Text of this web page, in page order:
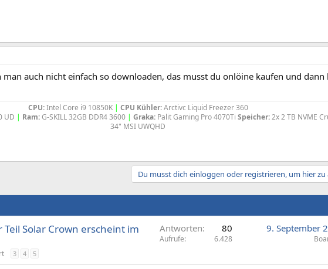
man auch nicht einfach so downloaden, das musst du onlöine kaufen und dann
CPU:Intel Core i9 10850K | CPU Kühler:Arctivc Liquid Freezer 360
UD | Ram:G-SKILL 32GB DDR4 3600 | Graka: Palit Gaming Pro 4070Ti Speicher:2x 2 TB NVME
34" MSI UWQHD​
Du musst dich einloggen oder registrieren, um hier
Solar Crown erscheint im
3 4 5
Antworten 80
Aufrufe 6.428
9. September